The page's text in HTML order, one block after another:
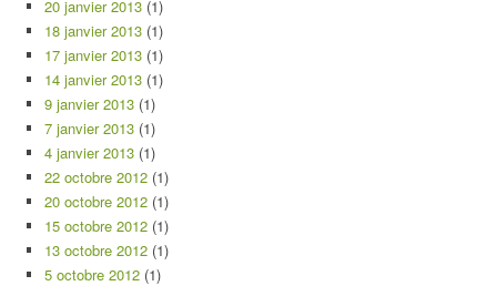
20 janvier 2013 (1)
18 janvier 2013 (1)
17 janvier 2013 (1)
14 janvier 2013 (1)
9 janvier 2013 (1)
7 janvier 2013 (1)
4 janvier 2013 (1)
22 octobre 2012 (1)
20 octobre 2012 (1)
15 octobre 2012 (1)
13 octobre 2012 (1)
5 octobre 2012 (1)